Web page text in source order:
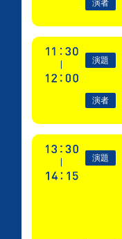
演者
演題
演者
演題